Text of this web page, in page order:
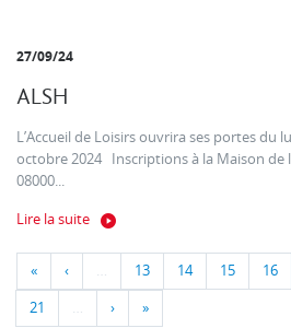
27/09/24
ALSH
L’Accueil de Loisirs ouvrira ses portes du
octobre 2024 Inscriptions à la Maison de
08000...
Lire la suite
« ‹ … 13 14 15 16
21 … › »